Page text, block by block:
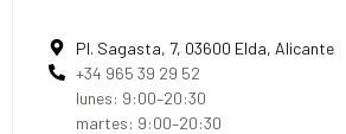
Pl. Sagasta, 7, 03600 Elda, Alicante
+34 965 39 29 52
lunes: 9:00–20:30
martes: 9:00–20:30